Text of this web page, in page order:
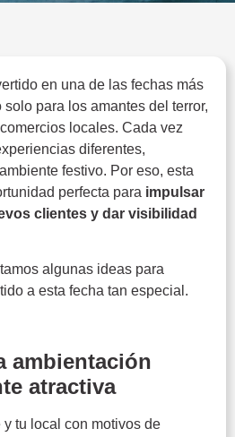
en una de las fechas más
para los amantes del terror,
locales. Cada vez
diferentes,
festivo. Por eso, esta
perfecta para impulsar
clientes y dar visibilidad
algunas ideas para
a esta fecha tan especial.
ambientación
atractiva
tu local con motivos de